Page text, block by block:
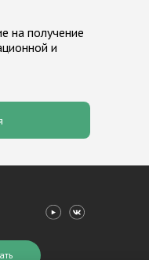
на получение
и
Лига исторических игр